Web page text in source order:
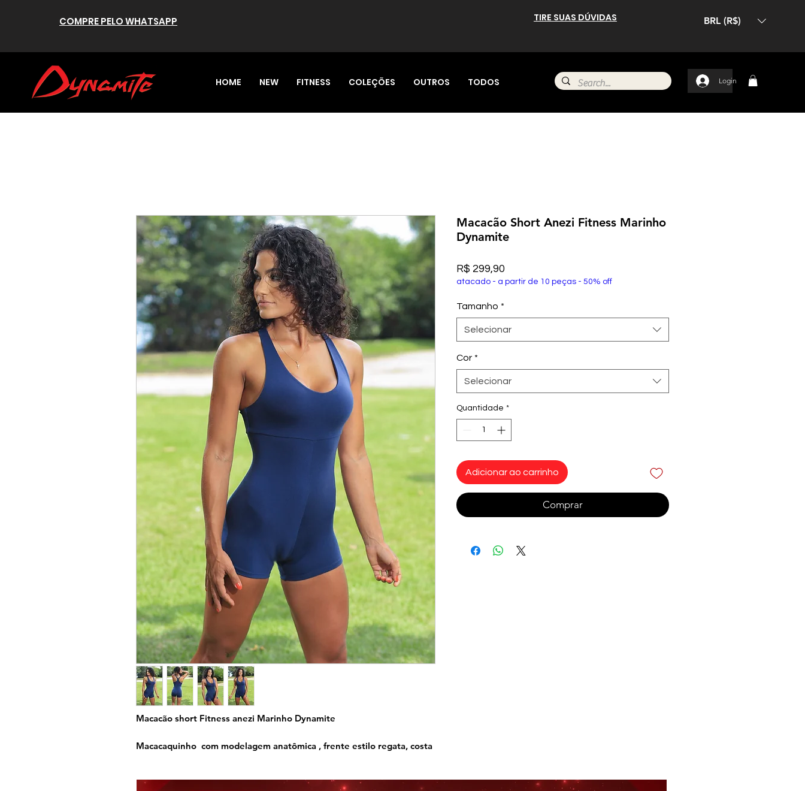
COMPRE PELO WHATSAPP TIRE SUAS DÚVIDAS BRL (R$)
HOME NEW FITNESS COLEÇÕES OUTROS TODOS Login
Macacão short Fitness anezi Marinho Dynamite
Macacaquinho com modelagem anatômica , frente estilo regata, costa
totalmente embutidas oferece maior sustentação, sem marcar ou
Macacão Short Anezi Fitness Marinho
Dynamite
R$ 299,90
atacado - a partir de 10 peças - 50% off
Tamanho *
Selecionar
Cor *
Selecionar
Quantidade *
Adicionar ao carrinho
Comprar